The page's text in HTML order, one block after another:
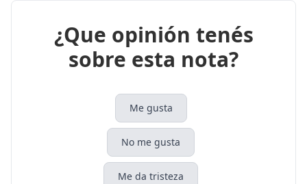
¿Que opinión tenés
sobre esta nota?
Me gusta
No me gusta
Me da tristeza